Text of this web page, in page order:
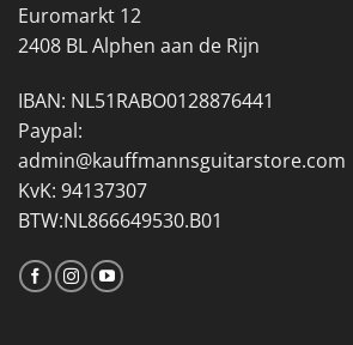
Euromarkt 12
2408 BL Alphen aan de Rijn
IBAN: NL51RABO0128876441
Paypal:
admin@kauffmannsguitarstore.com
KvK: 94137307
BTW:NL866649530.B01